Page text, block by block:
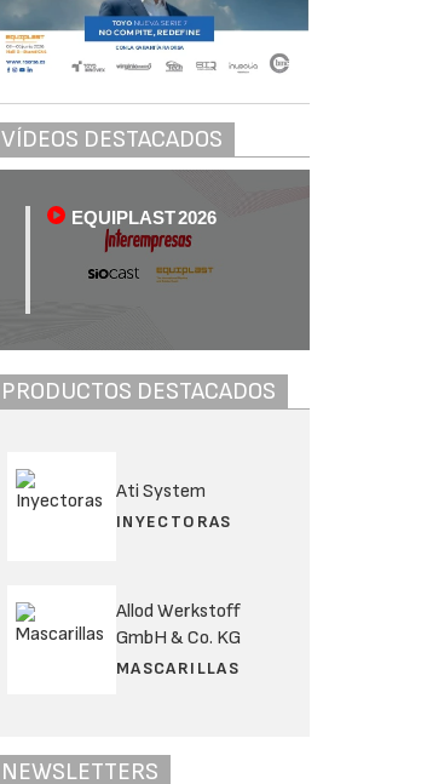
VÍDEOS DESTACADOS
EQUIPLAST 2026
PRODUCTOS DESTACADOS
Ati System
INYECTORAS
Allod Werkstoff
GmbH & Co. KG
MASCARILLAS
NEWSLETTERS